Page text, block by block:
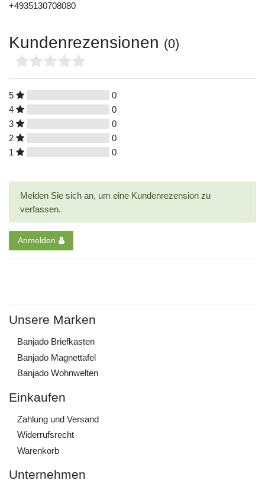
+4935130708080
Kundenrezensionen (0)
5
0
4
0
3
0
2
0
1
0
Melden Sie sich an, um eine Kundenrezension zu
verfassen.
Anmelden
Unsere Marken
Banjado Briefkasten
Banjado Magnettafel
Banjado Wohnwelten
Einkaufen
Zahlung und Versand
Widerrufs­recht
Warenkorb
Unternehmen